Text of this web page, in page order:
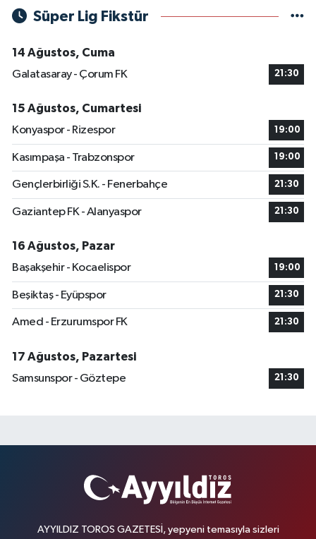
Süper Lig Fikstür
14 Ağustos, Cuma
Galatasaray - Çorum FK
21:30
15 Ağustos, Cumartesi
Konyaspor - Rizespor
19:00
Kasımpaşa - Trabzonspor 19:00
Gençlerbirliği S.K. - Fenerbahçe 21:30
Gaziantep FK - Alanyaspor 21:30
16 Ağustos, Pazar
Başakşehir - Kocaelispor
19:00
Beşiktaş - Eyüpspor 21:30
Amed - Erzurumspor FK 21:30
17 Ağustos, Pazartesi
Samsunspor - Göztepe
21:30
AYYILDIZ TOROS GAZETESİ, yepyeni temasıyla sizleri